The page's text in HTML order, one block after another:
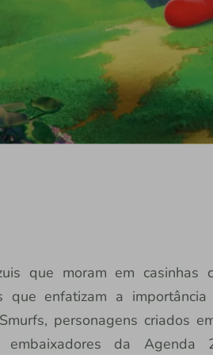
que moram em
que enfatizam a
personagens criados
embaixadores da